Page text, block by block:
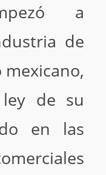
a
de
mexicano,
de su
en las